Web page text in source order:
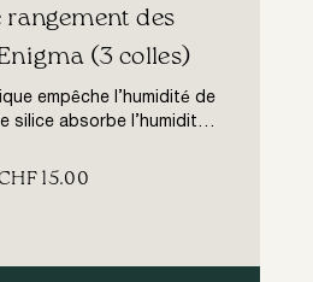
rangement des
(3 colles)
empêche l’humidité de
silice absorbe l’humidité à
cils pendant une période
15.00